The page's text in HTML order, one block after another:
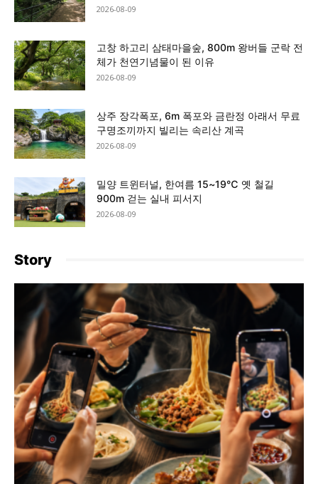
2026-08-09
고창 하고리 삼태마을숲, 800m 왕버들 군락 전
체가 천연기념물이 된 이유
2026-08-09
상주 장각폭포, 6m 폭포와 금란정 아래서 무료
구명조끼까지 빌리는 속리산 계곡
2026-08-09
밀양 트윈터널, 한여름 15~19℃ 옛 철길
900m 걷는 실내 피서지
2026-08-09
Story